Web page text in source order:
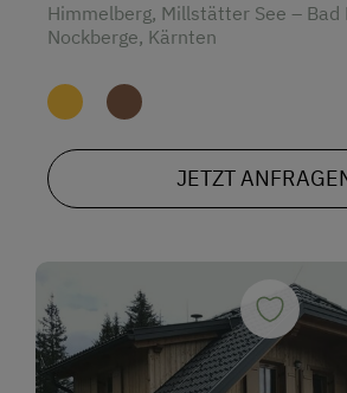
Himmelberg, Millstätter See –
Nockberge, Kärnten
JETZT